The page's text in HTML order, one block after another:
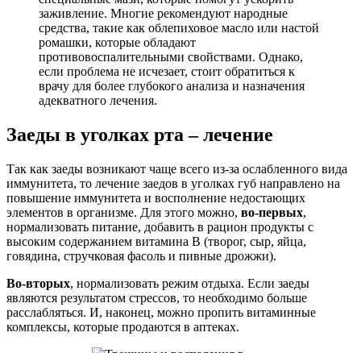
заживление. Многие рекомендуют народные
средства, такие как облепиховое масло или настой
ромашки, которые обладают
противовоспалительными свойствами. Однако,
если проблема не исчезает, стоит обратиться к
врачу для более глубокого анализа и назначения
адекватного лечения.
Заеды в уголках рта – лечение
Так как заеды возникают чаще всего из-за ослабленного вида
иммунитета, то лечение заедов в уголках губ направлено на
повышение иммунитета и восполнение недостающих
элементов в организме. Для этого можно, во-первых,
нормализовать питание, добавить в рацион продукты с
высоким содержанием витамина В (творог, сыр, яйца,
говядина, стручковая фасоль и пивные дрожжи).
Во-вторых, нормализовать режим отдыха. Если заеды
являются результатом стрессов, то необходимо больше
расслабляться. И, наконец, можно пропить витаминные
комплексы, которые продаются в аптеках.